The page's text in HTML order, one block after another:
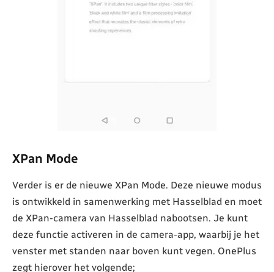
XPan Mode
Verder is er de nieuwe XPan Mode. Deze nieuwe modus
is ontwikkeld in samenwerking met Hasselblad en moet
de XPan-camera van Hasselblad nabootsen. Je kunt
deze functie activeren in de camera-app, waarbij je het
venster met standen naar boven kunt vegen. OnePlus
zegt hierover het volgende;